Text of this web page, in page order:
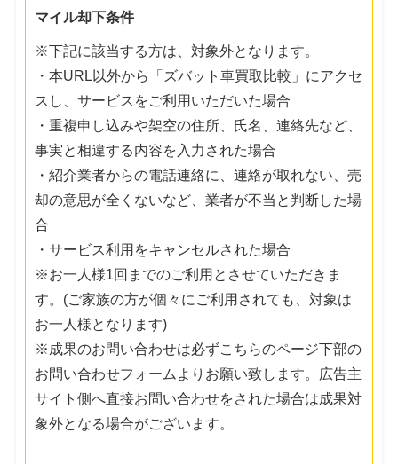
マイル却下条件
※下記に該当する方は、対象外となります。
・本URL以外から「ズバット車買取比較」にアクセ
スし、サービスをご利用いただいた場合
・重複申し込みや架空の住所、氏名、連絡先など、
事実と相違する内容を入力された場合
・紹介業者からの電話連絡に、連絡が取れない、売
却の意思が全くないなど、業者が不当と判断した場
合
・サービス利用をキャンセルされた場合
※お一人様1回までのご利用とさせていただきま
す。(ご家族の方が個々にご利用されても、対象は
お一人様となります)
※成果のお問い合わせは必ずこちらのページ下部の
お問い合わせフォームよりお願い致します。広告主
サイト側へ直接お問い合わせをされた場合は成果対
象外となる場合がございます。